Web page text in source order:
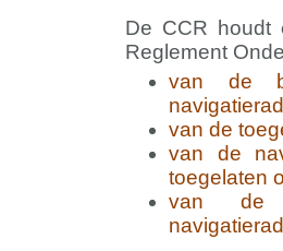
De CCR houdt
Reglement
van de
van de
van de
toegelaten
van de